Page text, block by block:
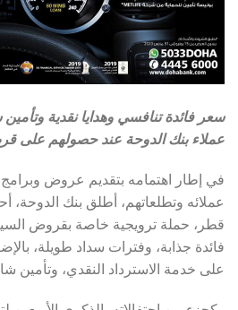
سعر فائدة تنافسي وهدايا نقدية
عملاء بنك الدوحة عند حصولهم على
في إطار اهتمامه بتقديم عروض
عملائه وتطلعاتهم، أطلق بنك الدوحة،
قطر، حملة ترويجية خاصة بقروض
فائدة جذابة، وفترات سداد طويلة،
على خدمة الاسترداد النقدي، وتأمين